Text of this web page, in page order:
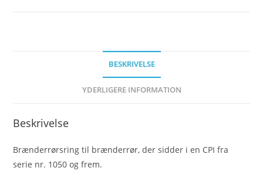
BESKRIVELSE
YDERLIGERE INFORMATION
Beskrivelse
Brænderrørsring til brænderrør, der sidder i en CPI fra
serie nr. 1050 og frem.